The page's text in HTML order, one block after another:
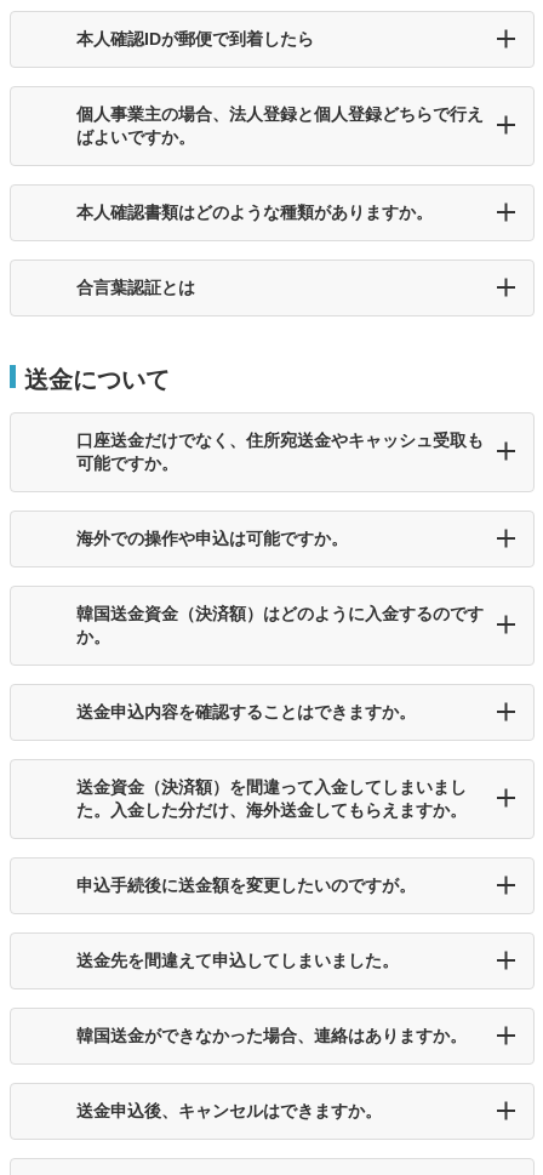
本人確認IDが郵便で到着したら
個人事業主の場合、法人登録と個人登録どちらで行え
ばよいですか。
本人確認書類はどのような種類がありますか。
合言葉認証とは
送金について
口座送金だけでなく、住所宛送金やキャッシュ受取も
可能ですか。
海外での操作や申込は可能ですか。
韓国送金資金（決済額）はどのように入金するのです
か。
送金申込内容を確認することはできますか。
送金資金（決済額）を間違って入金してしまいまし
た。入金した分だけ、海外送金してもらえますか。
申込手続後に送金額を変更したいのですが。
送金先を間違えて申込してしまいました。
韓国送金ができなかった場合、連絡はありますか。
送金申込後、キャンセルはできますか。